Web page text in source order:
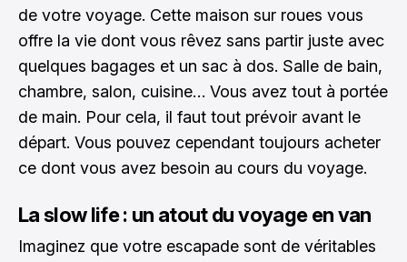
de votre voyage. Cette maison sur roues vous
offre la vie dont vous rêvez sans partir juste avec
quelques bagages et un sac à dos. Salle de bain,
chambre, salon, cuisine… Vous avez tout à portée
de main. Pour cela, il faut tout prévoir avant le
départ. Vous pouvez cependant toujours acheter
ce dont vous avez besoin au cours du voyage.
La slow life : un atout du voyage en van
Imaginez que votre escapade sont de véritables